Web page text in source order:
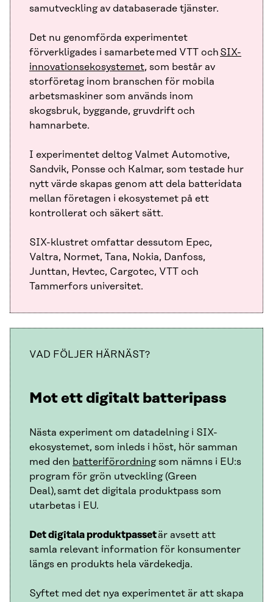
samutveckling av databaserade tjänster.
Det nu genomförda experimentet
förverkligades i samarbete med VTT och SIX-
innovationsekosystemet, som består av
storföretag inom branschen för mobila
arbetsmaskiner som används inom
skogsbruk, byggande, gruvdrift och
hamnarbete.
I experimentet deltog Valmet Automotive,
Sandvik, Ponsse och Kalmar, som testade hur
nytt värde skapas genom att dela batteridata
mellan företagen i ekosystemet på ett
kontrollerat och säkert sätt.
SIX-klustret omfattar dessutom Epec,
Valtra, Normet, Tana, Nokia, Danfoss,
Junttan, Hevtec, Cargotec, VTT och
Tammerfors universitet.
VAD FÖLJER HÄRNÄST?
Mot ett digitalt batteripass
Nästa experiment om datadelning i SIX-
ekosystemet, som inleds i höst, hör samman
med den batteriförordningsom nämns i EU:s
program för grön utveckling (Green
Deal), samt det digitala produktpass som
utarbetas i EU.
Det digitala produktpassetär avsett att
samla relevant information för konsumenter
längs en produkts hela värdekedja.
Syftet med det nya experimentet är att skapa